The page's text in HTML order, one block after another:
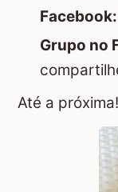
Facebook:
Grupo no
Até a próxima!